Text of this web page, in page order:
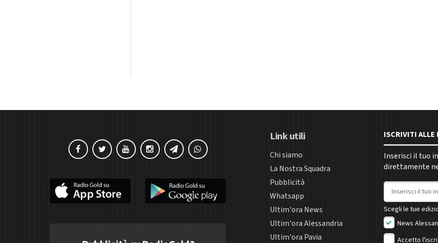
Link utili
Chi siamo
La Nostra Squadra
Pubblicità
Whatsapp
Ultim'ora News
Ultim'ora Alessandria
Ultim'ora Pavia
ISCRIVITI ALLE
Inserisci il tuo
direttamente
Indirizzo email
Scegli le tue
News
Accetto